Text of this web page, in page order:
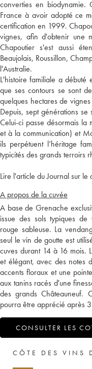
converties en
France à avoir adopté ce
certification en 1999.
vignes, afin d'obtenir une
Chapoutier s'est aussi
Beaujolais, Roussillon,
l'Australie.
L'histoire familiale a
que ses contours se sont
quelques hectares de
Depuis, sept générations
Celui-ci passe désormais la
et à la communication) et
ils perpétuent l’héritage
typicités des grands terroirs
Lire l'article du Journal sur
A propos de la cuvée
A base de Grenache
issue des sols typiques
rouge sableuse. La
seul le vin de goutte est
cuves durant 14 à 16 mois.
et élégant, avec des notes
accents floraux et une
aux tanins racés d'une
des grands
pourra être apprécié après
CONSULTER LES
CÔTE DES VINS